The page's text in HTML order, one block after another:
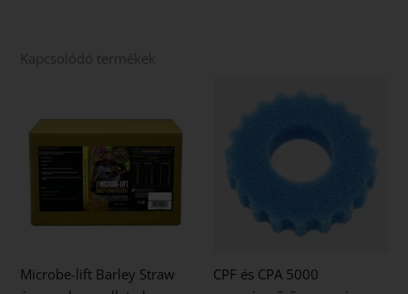
Kapcsolódó termékek
Microbe-lift Barley Straw
CPF és CPA 5000